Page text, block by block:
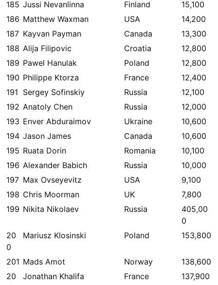
185 Jussi Nevanlinna Finland
15,100
186 Matthew Waxman USA
14,200
187 Kayvan Payman Canada
13,300
188 Alija Filipovic Croatia
12,800
189 Pawel Hanulak Poland
12,800
190 Philippe Ktorza France
12,400
191 Sergey Sofinskiy Russia
12,100
192 Anatoly Chen Russia
12,000
193 Enver Abduraimov Ukraine
10,600
194 Jason James Canada
10,600
195 Ruata Dorin Romania
10,100
196 Alexander Babich Russia
10,000
197 Max Ovseyevitz USA
9,100
198 Chris Moorman UK
7,800
199 Nikita Nikolaev Russia
405,00
0
20
0
Mariusz Klosinski Poland 153,800
201 Mads Amot Norway
138,600
20
Jonathan Khalifa France 137,900